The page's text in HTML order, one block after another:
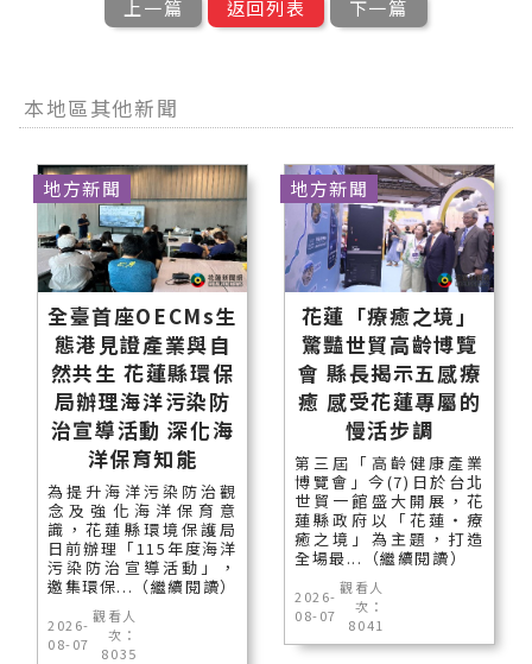
上一篇 返回列表 下一篇
本地區其他新聞
全臺首座OECMs生
態港見證產業與自
然共生 花蓮縣環保
局辦理海洋污染防
治宣導活動 深化海
洋保育知能
為提升海洋污染防治觀
念及強化海洋保育意
識，花蓮縣環境保護局
日前辦理「115年度海洋
污染防治宣導活動」，
邀集環保...（繼續閱讀）
2026-
08-07
觀看人
次：
8035
地方新聞
花蓮「療癒之境」
驚豔世貿高齡博覽
會 縣長揭示五感療
癒 感受花蓮專屬的
慢活步調
第三屆「高齡健康產業
博覽會」今(7)日於台北
世貿一館盛大開展，花
蓮縣政府以「花蓮‧療
癒之境」為主題，打造
全場最...（繼續閱讀）
2026-
08-07
觀看人
次：
8041
地方新聞